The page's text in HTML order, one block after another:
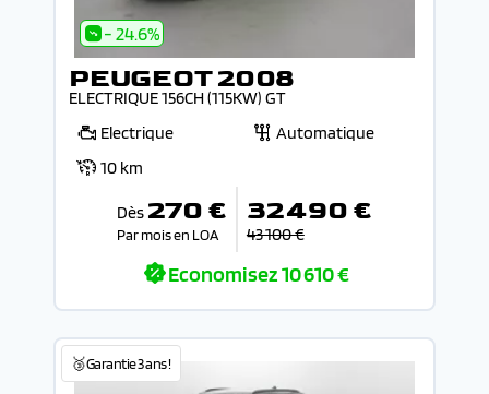
- 24.6%
PEUGEOT 2008
ELECTRIQUE 156CH (115KW) GT
Electrique
Automatique
10 km
Dès 270 €
Par mois en LOA
32 490 €
43 100 €
Economisez10 610 €
🥉Garantie 3 ans !